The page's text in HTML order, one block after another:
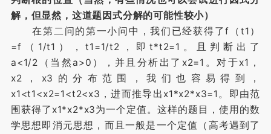
解，但显然，这道题因式分解的可能性较小）
在第二问的第一小问中，我们已经获得了f（t1）
=f（1/t1），t1=1/t2，即t*t2=1。且判断出了
a<1/2（当然a>0），并且分析出了x2=1。对于x1，
x2，x3的分布范围，我们也容易得到，
x1<t1<x2=1<t2<x3，进而推导出x1*x2*x3=1。即由范
围获得了x1*x2*x3为一个定值。这样的题目，使用的数
学思想即消元思想，而且一般是一个定值（高考遇到了